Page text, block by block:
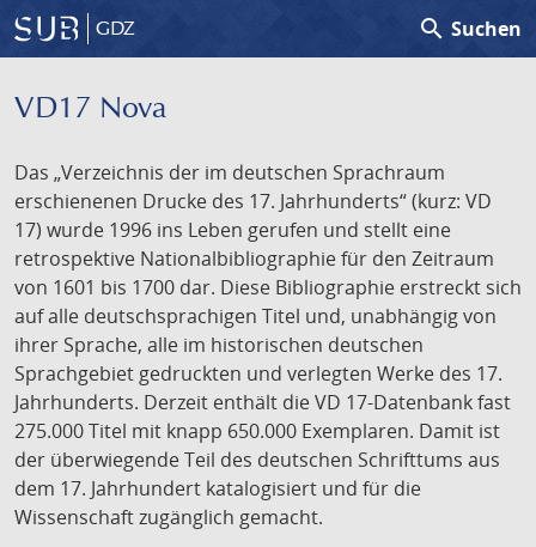
GDZ search Suchen
VD17 Nova
Das „Verzeichnis der im deutschen Sprachraum
erschienenen Drucke des 17. Jahrhunderts“ (kurz: VD
17) wurde 1996 ins Leben gerufen und stellt eine
retrospektive Nationalbibliographie für den Zeitraum
von 1601 bis 1700 dar. Diese Bibliographie erstreckt sich
auf alle deutschsprachigen Titel und, unabhängig von
ihrer Sprache, alle im historischen deutschen
Sprachgebiet gedruckten und verlegten Werke des 17.
Jahrhunderts. Derzeit enthält die VD 17-Datenbank fast
275.000 Titel mit knapp 650.000 Exemplaren. Damit ist
der überwiegende Teil des deutschen Schrifttums aus
dem 17. Jahrhundert katalogisiert und für die
Wissenschaft zugänglich gemacht.